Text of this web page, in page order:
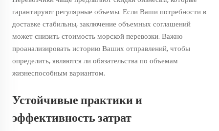
гарантируют регулярные объемы. Если Ваши потребности в
доставке стабильны, заключение объемных соглашений
может снизить стоимость морской перевозки. Важно
проанализировать историю Ваших отправлений, чтобы
определить, являются ли обязательства по объемам
жизнеспособным вариантом.
Устойчивые практики и
эффективность затрат